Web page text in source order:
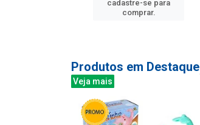
cadastre-se para
comprar.
Produtos em Destaque
Veja mais